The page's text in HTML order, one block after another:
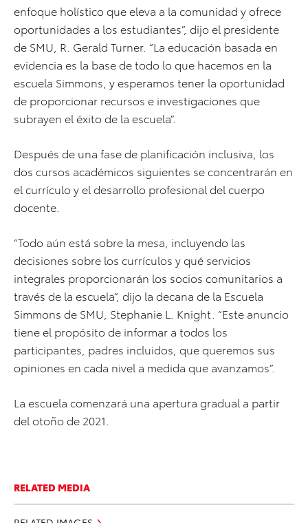
enfoque holístico que eleva a la comunidad y ofrece
oportunidades a los estudiantes”, dijo el presidente
de SMU, R. Gerald Turner. “La educación basada en
evidencia es la base de todo lo que hacemos en la
escuela Simmons, y esperamos tener la oportunidad
de proporcionar recursos e investigaciones que
subrayen el éxito de la escuela”.
Después de una fase de planificación inclusiva, los
dos cursos académicos siguientes se concentrarán en
el currículo y el desarrollo profesional del cuerpo
docente.
“Todo aún está sobre la mesa, incluyendo las
decisiones sobre los currículos y qué servicios
integrales proporcionarán los socios comunitarios a
través de la escuela”, dijo la decana de la Escuela
Simmons de SMU, Stephanie L. Knight. “Este anuncio
tiene el propósito de informar a todos los
participantes, padres incluidos, que queremos sus
opiniones en cada nivel a medida que avanzamos”.
La escuela comenzará una apertura gradual a partir
del otoño de 2021.
RELATED MEDIA